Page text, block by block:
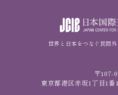
世界と日本をつなぐ民間
〒107-
東京都港区赤坂1丁目1